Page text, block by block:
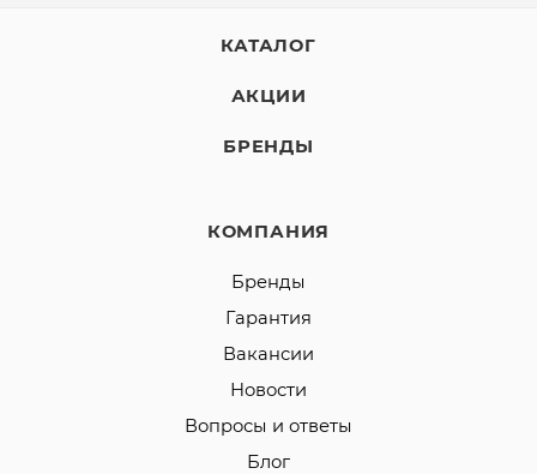
КАТАЛОГ
АКЦИИ
БРЕНДЫ
КОМПАНИЯ
Бренды
Гарантия
Вакансии
Новости
Вопросы и ответы
Блог